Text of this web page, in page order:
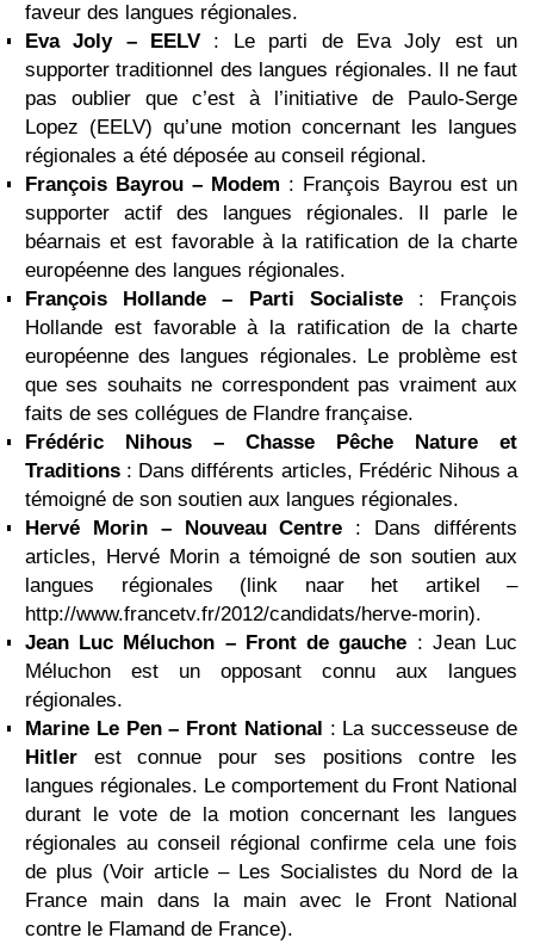
faveur des langues régionales.
Eva Joly– EELV : Le parti de Eva Joly est un
supporter traditionnel des langues régionales. Il ne faut
pas oublier que c’est à l’initiative de Paulo-Serge
Lopez (EELV) qu’une motion concernant les langues
régionales a été déposée au conseil régional.
François Bayrou – Modem : François Bayrou est un
supporter actif des langues régionales. Il parle le
béarnais et est favorable à la ratification de la charte
européenne des langues régionales.
François Hollande – Parti Socialiste: François
Hollande est favorable à la ratification de la charte
européenne des langues régionales. Le problème est
que ses souhaits ne correspondent pas vraiment aux
faits de ses collégues de Flandre française.
Frédéric Nihous – Chasse Pêche Nature et
Traditions : Dans différents articles, Frédéric Nihous a
témoigné de son soutien aux langues régionales.
Hervé Morin – Nouveau Centre : Dans différents
articles, Hervé Morin a témoigné de son soutien aux
langues régionales (link naar het artikel –
http://www.francetv.fr/2012/candidats/herve-morin).
Jean Luc Méluchon – Front de gauche : Jean Luc
Méluchon est un opposant connu aux langues
régionales.
Marine Le Pen– Front National : La successeuse de
Hitler est connue pour ses positions contre les
langues régionales. Le comportement du Front National
durant le vote de la motion concernant les langues
régionales au conseil régional confirme cela une fois
de plus (Voir article – Les Socialistes du Nord de la
France main dans la main avec le Front National
contre le Flamand de France).